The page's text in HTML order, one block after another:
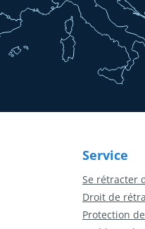
Service
Se rétracter
Droit de
Protection